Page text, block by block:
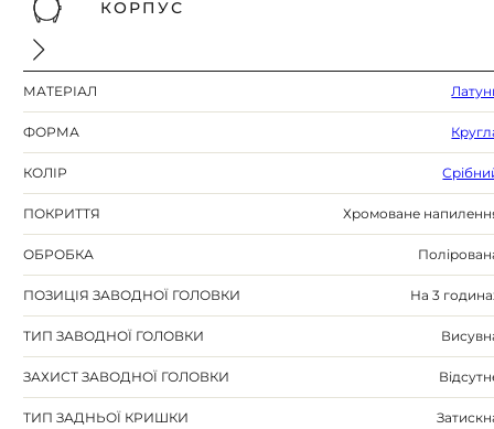
КОРПУС
МАТЕРІАЛ
ФОРМА
КОЛІР
ПОКРИТТЯ Хромоване
ОБРОБКА
ПОЗИЦІЯ ЗАВОДНОЇ ГОЛОВКИ На 3
ТИП ЗАВОДНОЇ ГОЛОВКИ
ЗАХИСТ ЗАВОДНОЇ ГОЛОВКИ
ТИП ЗАДНЬОЇ КРИШКИ